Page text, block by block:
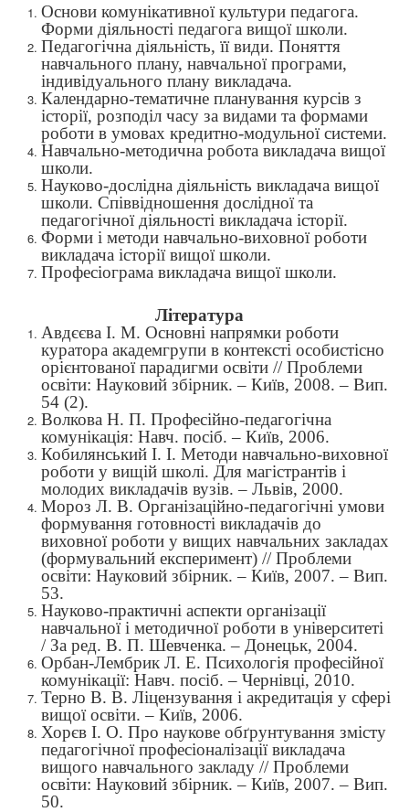
Основи комунікативної культури педагога.
Форми діяльності педагога вищої школи.
Педагогічна діяльність, її види. Поняття
навчального плану, навчальної програми,
індивідуального плану викладача.
Календарно-тематичне планування курсів з
історії, розподіл часу за видами та формами
роботи в умовах кредитно-модульної системи.
Навчально-методична робота викладача вищої
школи.
Науково-дослідна діяльність викладача вищої
школи. Співвідношення дослідної та
педагогічної діяльності викладача історії.
Форми і методи навчально-виховної роботи
викладача історії вищої школи.
Професіограма викладача вищої школи.
Література
Авдєєва І. М. Основні напрямки роботи
куратора академгрупи в контексті особистісно
орієнтованої парадигми освіти // Проблеми
освіти: Науковий збірник. – Київ, 2008. – Вип.
54 (2).
Волкова Н. П. Професійно-педагогічна
комунікація: Навч. посіб. – Київ, 2006.
Кобилянський І. І. Методи навчально-виховної
роботи у вищій школі. Для магістрантів і
молодих викладачів вузів. – Львів, 2000.
Мороз Л. В. Організаційно-педагогічні умови
формування готовності викладачів до
виховної роботи у вищих навчальних закладах
(формувальний експеримент) // Проблеми
освіти: Науковий збірник. – Київ, 2007. – Вип.
53.
Науково-практичні аспекти організації
навчальної і методичної роботи в університеті
/ За ред. В. П. Шевченка. – Донецьк, 2004.
Орбан-Лембрик Л. Е. Психологія професійної
комунікації: Навч. посіб. – Чернівці, 2010.
Терно В. В. Ліцензування і акредитація у сфері
вищої освіти. – Київ, 2006.
Хорєв І. О. Про наукове обґрунтування змісту
педагогічної професіоналізації викладача
вищого навчального закладу // Проблеми
освіти: Науковий збірник. – Київ, 2007. – Вип.
50.